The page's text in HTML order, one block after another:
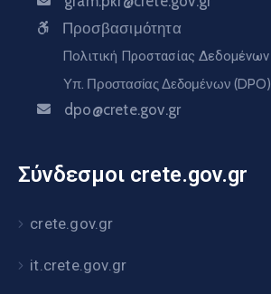
Προσβασιμότητα
Πολιτική Προστασίας Δεδομένων
Υπ. Προστασίας Δεδομένων (DPO)
dpo@crete.gov.gr
Σύνδεσμοι crete.gov.gr
crete.gov.gr
it.crete.gov.gr